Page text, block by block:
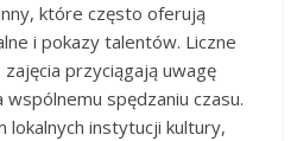
które często oferują
i pokazy talentów. Liczne
przyciągają uwagę
spędzaniu czasu.
lokalnych instytucji kultury,